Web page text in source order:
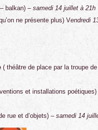
balkan) –samedi 14 juillet à 21h
ne présente plus) Vendredi
( théâtre de place par la troupe
et installations
rue et d’objets) – samedi 14